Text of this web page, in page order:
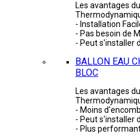
Les avantages
- Installation
- Pas besoin de
- Peut s'installer
BALLON EAU
BLOC
Les avantages
- Moins
- Peut s'installer
- Plus